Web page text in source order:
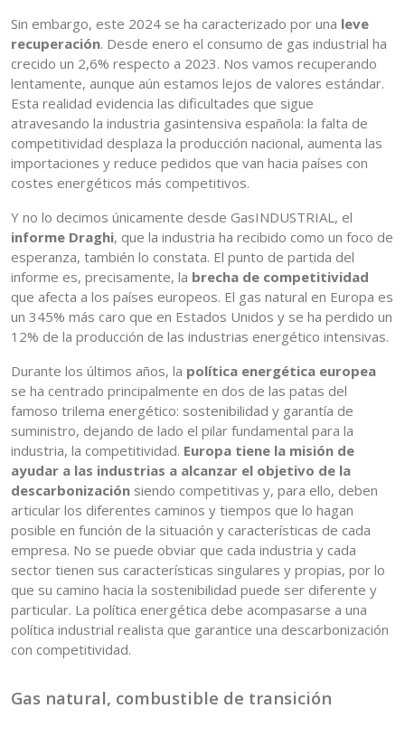
Sin embargo, este 2024 se ha caracterizado por una leve
recuperación. Desde enero el consumo de gas industrial ha
crecido un 2,6% respecto a 2023. Nos vamos recuperando
lentamente, aunque aún estamos lejos de valores estándar.
Esta realidad evidencia las dificultades que sigue
atravesando la industria gasintensiva española: la falta de
competitividad desplaza la producción nacional, aumenta las
importaciones y reduce pedidos que van hacia países con
costes energéticos más competitivos.
Y no lo decimos únicamente desde GasINDUSTRIAL, el
informe Draghi, que la industria ha recibido como un foco de
esperanza, también lo constata. El punto de partida del
informe es, precisamente, la brecha de competitividad
que afecta a los países europeos. El gas natural en Europa es
un 345% más caro que en Estados Unidos y se ha perdido un
12% de la producción de las industrias energético intensivas.
Durante los últimos años, la política energética europea
se ha centrado principalmente en dos de las patas del
famoso trilema energético: sostenibilidad y garantía de
suministro, dejando de lado el pilar fundamental para la
industria, la competitividad. Europa tiene la misión de
ayudar a las industrias a alcanzar el objetivo de la
descarbonización siendo competitivas y, para ello, deben
articular los diferentes caminos y tiempos que lo hagan
posible en función de la situación y características de cada
empresa. No se puede obviar que cada industria y cada
sector tienen sus características singulares y propias, por lo
que su camino hacia la sostenibilidad puede ser diferente y
particular. La política energética debe acompasarse a una
política industrial realista que garantice una descarbonización
con competitividad.
Gas natural, combustible de transición